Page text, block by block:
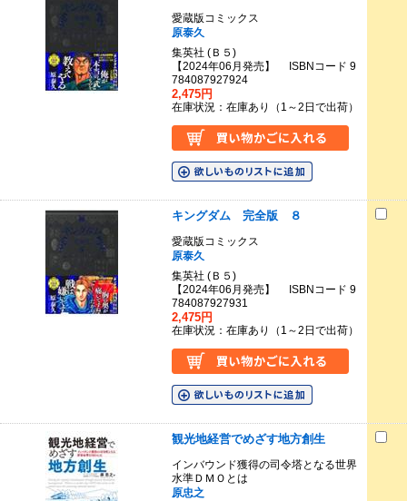
愛蔵版コミックス
原泰久
集英社 (Ｂ５)
【2024年06月発売】 ISBNコード 9
784087927924
2,475円
在庫状況：在庫あり（1～2日で出荷）
キングダム 完全版 ８
愛蔵版コミックス
原泰久
集英社 (Ｂ５)
【2024年06月発売】 ISBNコード 9
784087927931
2,475円
在庫状況：在庫あり（1～2日で出荷）
観光地経営でめざす地方創生
インバウンド獲得の司令塔となる世界
水準ＤＭＯとは
原忠之